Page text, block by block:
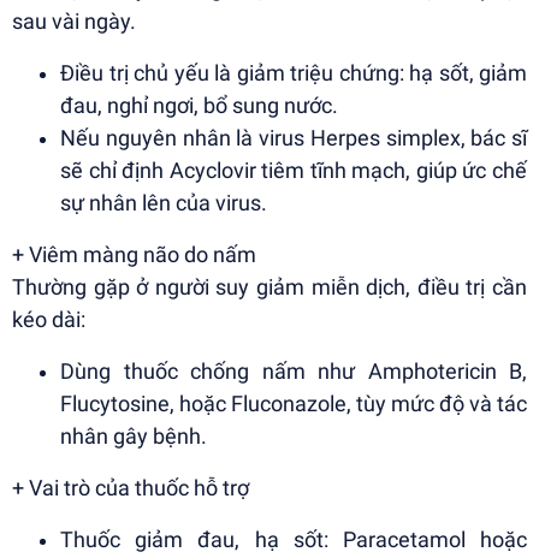
sau vài ngày.
Điều trị chủ yếu là giảm triệu chứng: hạ sốt, giảm
đau, nghỉ ngơi, bổ sung nước.
Nếu nguyên nhân là virus Herpes simplex, bác sĩ
sẽ chỉ định Acyclovir tiêm tĩnh mạch, giúp ức chế
sự nhân lên của virus.
+ Viêm màng não do nấm
Thường gặp ở người suy giảm miễn dịch, điều trị cần
kéo dài:
Dùng thuốc chống nấm như Amphotericin B,
Flucytosine, hoặc Fluconazole, tùy mức độ và tác
nhân gây bệnh.
+ Vai trò của thuốc hỗ trợ
Thuốc giảm đau, hạ sốt: Paracetamol hoặc